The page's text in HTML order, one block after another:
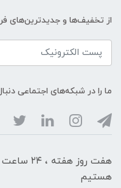
از تخفیف‌ها و جدیدترین‌های
ما را در شبکه‌های اجتماعی
هفت روز
هستیم